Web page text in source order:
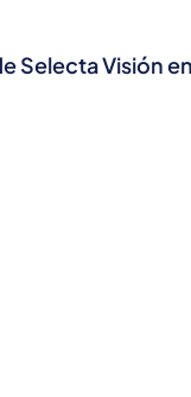
Selecta Visión